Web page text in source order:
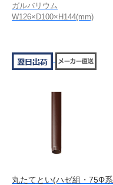
ガルバリウム
W126×D100×H144(mm)
丸たてとい(ハゼ組・75Φ系